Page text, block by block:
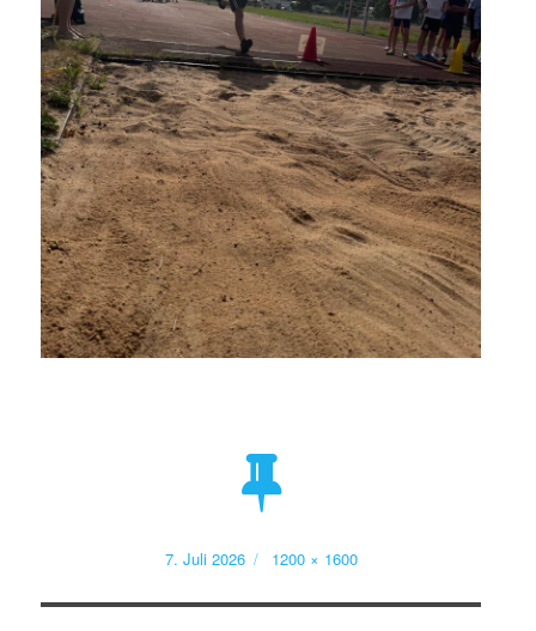
Veröffentlicht
7. Juli 2026
Volle
1200 × 1600